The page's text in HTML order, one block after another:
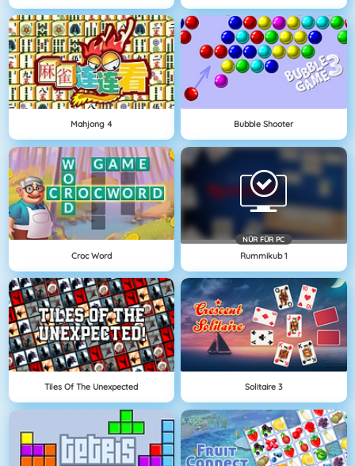
Mahjong 4 Bubble Shooter
Croc Word
NÜR FÜR PC
Rummikub 1
Tiles Of The Unexpected Solitaire 3